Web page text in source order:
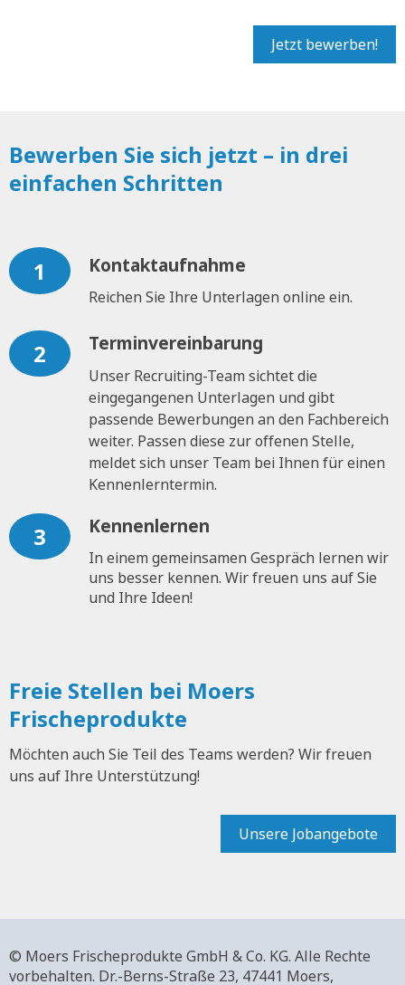
Jetzt bewerben!
Bewerben Sie sich jetzt – in drei
einfachen Schritten
1 Kontaktaufnahme
Reichen Sie Ihre Unterlagen online ein.
2 Terminvereinbarung
Unser Recruiting-Team sichtet die
eingegangenen Unterlagen und gibt
passende Bewerbungen an den Fachbereich
weiter. Passen diese zur offenen Stelle,
meldet sich unser Team bei Ihnen für einen
Kennenlerntermin.
3 Kennenlernen
In einem gemeinsamen Gespräch lernen wir
uns besser kennen. Wir freuen uns auf Sie
und Ihre Ideen!
Freie Stellen bei Moers
Frischeprodukte
Möchten auch Sie Teil des Teams werden? Wir freuen
uns auf Ihre Unterstützung!
Unsere Jobangebote
© Moers Frischeprodukte GmbH & Co. KG. Alle Rechte
vorbehalten. Dr.-Berns-Straße 23, 47441 Moers,